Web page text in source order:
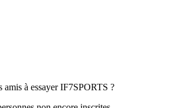
à essayer IF7SPORTS ?